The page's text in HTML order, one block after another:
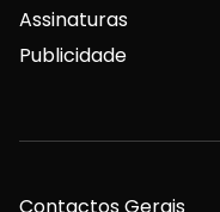
Assinaturas
Publicidade